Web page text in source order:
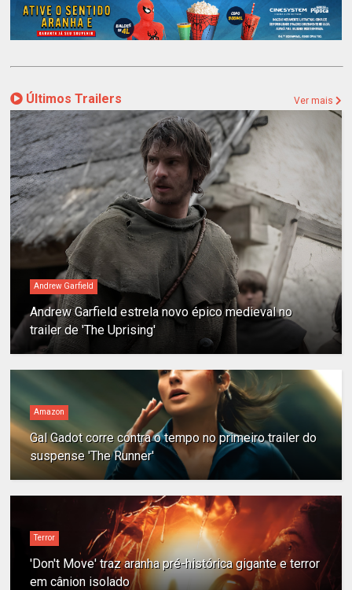
Últimos Trailers Ver mais
Andrew Garfield
Andrew Garfield estrela novo épico medieval no
trailer de 'The Uprising'
Amazon
Gal Gadot corre contra o tempo no primeiro trailer do
suspense 'The Runner'
Terror
'Don't Move' traz aranha pré-histórica gigante e terror
em cânion isolado